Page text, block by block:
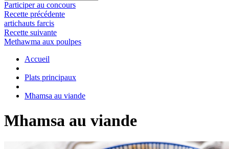
Participer au concours
Recette précédente
artichauts farcis
Recette suivante
Methawma aux poulpes
Accueil
Plats principaux
Mhamsa au viande
Mhamsa au viande